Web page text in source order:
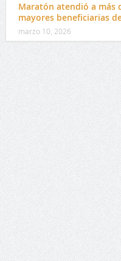
Maratón atendió a más
mayores beneficiarias
marzo 10, 2026